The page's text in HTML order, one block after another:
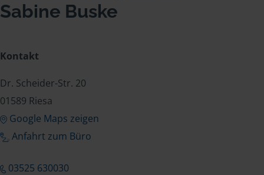
Sabine Buske
Kontakt
Dr. Scheider-Str. 20
01589 Riesa
Google Maps zeigen
Anfahrt zum Büro
03525 630030